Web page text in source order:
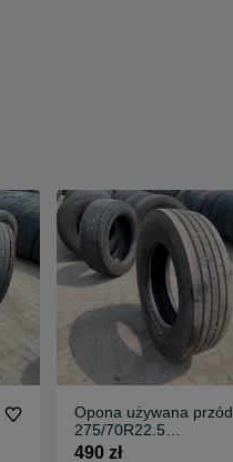
Opona używana przód
275/70R22.5
CONTINENTAL CONTI
490 zł